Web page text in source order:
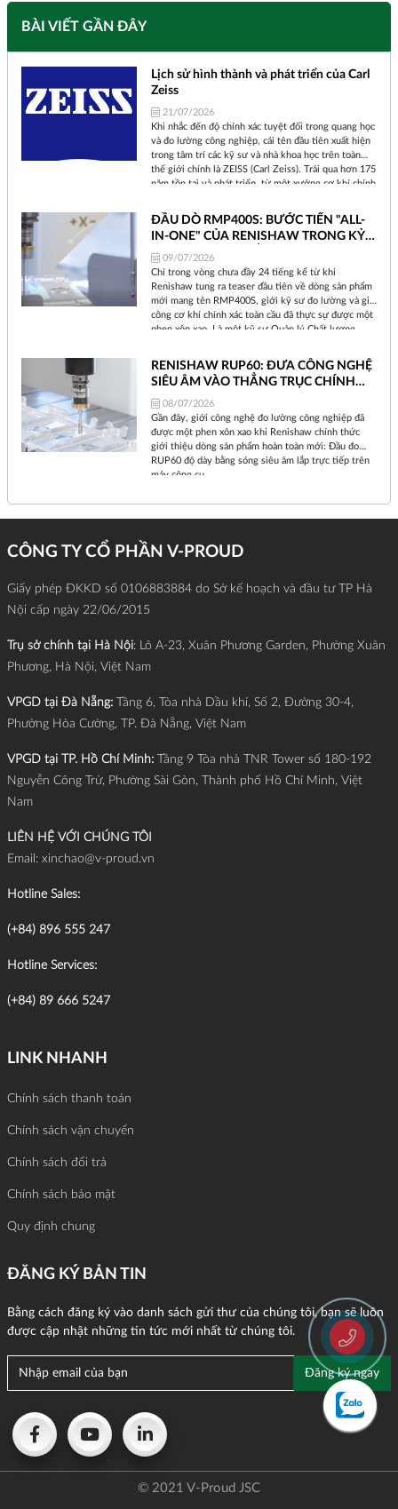
BÀI VIẾT GẦN ĐÂY
Lịch sử hình thành và phát triển của Carl
Zeiss
21/07/2026
Khi nhắc đến độ chính xác tuyệt đối trong quang học
và đo lường công nghiệp, cái tên đầu tiên xuất hiện
trong tâm trí các kỹ sư và nhà khoa học trên toàn
thế giới chính là ZEISS (Carl Zeiss). Trải qua hơn 175
năm tồn tại và phát triển, từ một xưởng cơ khí chính
đoàn công nghệ toàn cầu, ZEISS đã không ngừng
định hình lại cách chúng ta nhìn nhận thế giới và
kiểm soát chất lượng sản phẩm.
ĐẦU DÒ RMP400S: BƯỚC TIẾN "ALL-
IN-ONE" CỦA RENISHAW TRONG KỶ
NGUYÊN SẢN XUẤT THÔNG MINH
09/07/2026
Chỉ trong vòng chưa đầy 24 tiếng kể từ khi
Renishaw tung ra teaser đầu tiên về dòng sản phẩm
mới mang tên RMP400S, giới kỹ sư đo lường và gia
công cơ khí chính xác toàn cầu đã thực sự được một
phen xôn xao. Là một kỹ sư Quản lý Chất lượng
mỗi khi Renishaw ra mắt một thiết bị mới, đó không
chỉ là sự nâng cấp phần cứng đơn thuần, mà là một
sự dịch chuyển về triết lý sản xuất.
RENISHAW RUP60: ĐƯA CÔNG NGHỆ
SIÊU ÂM VÀO THẲNG TRỤC CHÍNH
MÁY CNC
08/07/2026
Gần đây, giới công nghệ đo lường công nghiệp đã
được một phen xôn xao khi Renishaw chính thức
giới thiệu dòng sản phẩm hoàn toàn mới: Đầu đo
RUP60 độ dày bằng sóng siêu âm lắp trực tiếp trên
máy công cụ.
CÔNG TY CỔ PHẦN V-PROUD
Giấy phép ĐKKD số 0106883884 do Sở kế hoạch và đầu tư TP Hà
Nội cấp ngày 22/06/2015
Trụ sở chính tại Hà Nội: Lô A-23, Xuân Phương Garden, Phường Xuân
Phương, Hà Nội, Việt Nam
VPGD tại Đà Nẵng: Tầng 6, Tòa nhà Dầu khí, Số 2, Đường 30-4,
Phường Hòa Cường, TP. Đà Nẵng, Việt Nam
VPGD tại TP. Hồ Chí Minh:
Tầng 9 Tòa nhà TNR Tower số 180-192
Nguyễn Công Trứ, Phường Sài Gòn, Thành phố Hồ Chí Minh, Việt
Nam
LIÊN HỆ VỚI CHÚNG TÔI
Email: xinchao@v-proud.vn
Hotline Sales:
(+84) 896 555 247
Hotline Services:
(+84) 89 666 5247
LINK NHANH
Chính sách thanh toán
Chính sách vận chuyển
Chính sách đổi trả
Chính sách bảo mật
Quy định chung
ĐĂNG KÝ BẢN TIN
Bằng cách đăng ký vào danh sách gửi thư của chúng tôi, bạn sẽ luôn
được cập nhật những tin tức mới nhất từ chúng tôi.
© 2021 V-Proud JSC